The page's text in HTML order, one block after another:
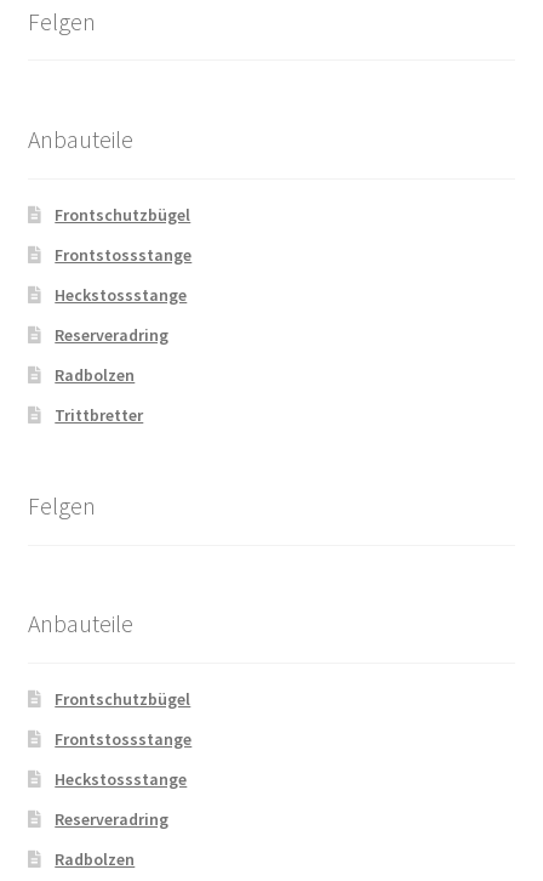
Felgen
Anbauteile
Frontschutzbügel
Frontstossstange
Heckstossstange
Reserveradring
Radbolzen
Trittbretter
Felgen
Anbauteile
Frontschutzbügel
Frontstossstange
Heckstossstange
Reserveradring
Radbolzen